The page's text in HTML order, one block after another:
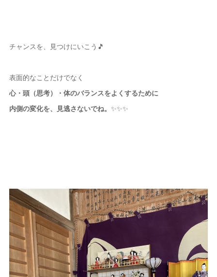
チャンスを、見つけにいこう🎵
表面的なことだけでなく
心・頭（思考）・体のバランスをよくするために
内側の変化を、見逃さないでね。 ✨✨✨